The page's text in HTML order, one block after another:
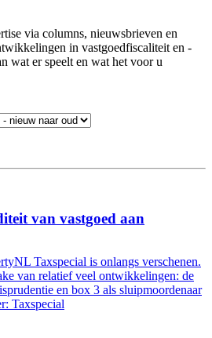
via columns, nieuwsbrieven en
in vastgoedfiscaliteit en -
wat er speelt en wat het voor u
van vastgoed aan
Taxspecial is onlangs verschenen.
van relatief veel ontwikkelingen: de
en box 3 als sluipmoordenaar
Taxspecial